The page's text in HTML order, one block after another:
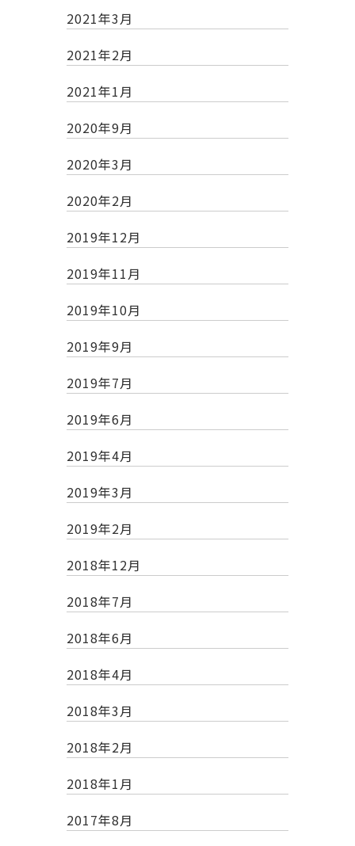
2021年3月
2021年2月
2021年1月
2020年9月
2020年3月
2020年2月
2019年12月
2019年11月
2019年10月
2019年9月
2019年7月
2019年6月
2019年4月
2019年3月
2019年2月
2018年12月
2018年7月
2018年6月
2018年4月
2018年3月
2018年2月
2018年1月
2017年8月